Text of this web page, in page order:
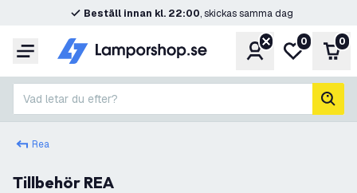
Beställ innan kl. 22:00, skickas samma dag
Meny KontoMin0 0
Vad letar du efter?
sök
Rea
Tillbehör REA